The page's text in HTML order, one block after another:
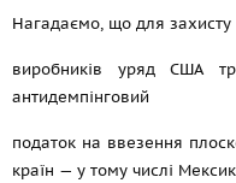
Нагадаємо, що для захисту
виробників уряд США
антидемпінговий
податок на ввезення
країн — у тому числі